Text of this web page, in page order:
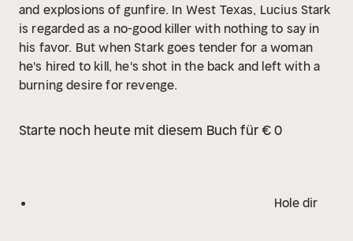
and explosions of gunfire. In West Texas, Lucius Stark
is regarded as a no-good killer with nothing to say in
his favor. But when Stark goes tender for a woman
he's hired to kill, he's shot in the back and left with a
burning desire for revenge.
Starte noch heute mit diesem Buch für € 0
Hole dir